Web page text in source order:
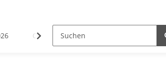
Camping- & Stellplatzführer